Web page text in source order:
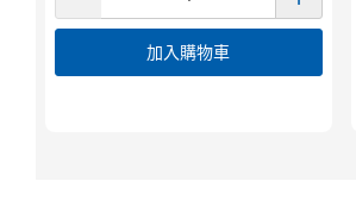
加入購物車